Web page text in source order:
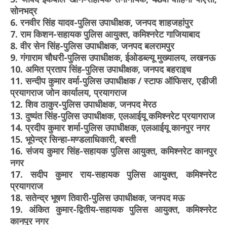
सोनभद्र
6. रनवीर सिंह यादव-पुलिस उपाधीक्षक, जनपद शाहजहांपुर
7. राम किशन-सहायक पुलिस आयुक्त, कमिश्नरेट गाजियाबाद
8. वीर सेन सिंह-पुलिस उपाधीक्षक, जनपद बलरामपुर
9. गंगाराम चौधरी-पुलिस उपाधीक्षक, ईओडब्ल्यू मुख्यालय, लखनऊ
10. अमित प्रताप सिंह-पुलिस उपाधीक्षक, जनपद बहराइच
11. सन्दीप कुमार वर्मा-पुलिस उपाधीक्षक / स्टाफ ऑफिसर, एडीजी
प्रयागराज जोन कार्यालय, प्रयागराज
12. शिव ठाकुर-पुलिस उपाधीक्षक, जनपद मेरठ
13. दुष्यंत सिंह-पुलिस उपाधीक्षक, एलआईयू कमिश्नरेट प्रयागराज
14. प्रदीप कुमार शर्मा-पुलिस उपाधीक्षक, एलआईयू कानपुर नगर
15. भूपेन्द्र सिन्हा-मण्डलाधिकारी, बस्ती
16. संजय कुमार सिंह-सहायक पुलिस आयुक्त, कमिश्नरेट कानपुर
नगर
17. सदीप कुमार राय-सहायक पुलिस आयुक्त, कमिश्नरेट
प्रयागराज
18. सतेन्द्र भूषण तिवारी-पुलिस उपाधीक्षक, जनपद मऊ
19. अंकित कुमार-द्वितीय-सहायक पुलिस आयुक्त, कमिश्नरेट
कानपुर नगर